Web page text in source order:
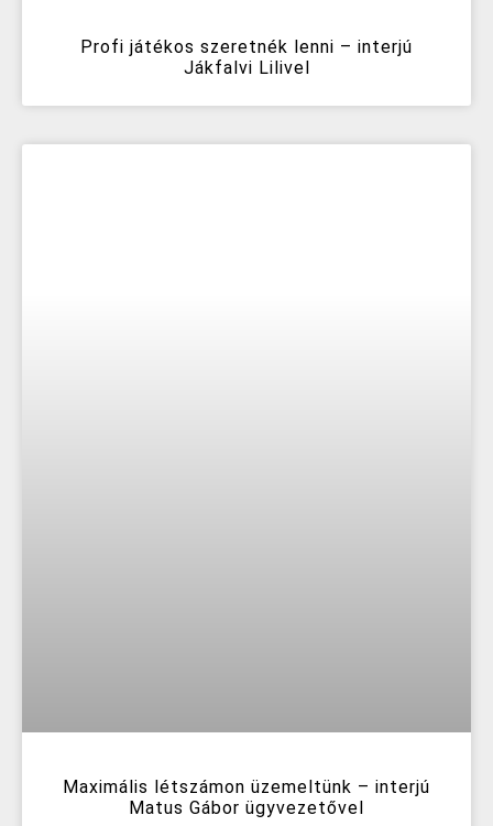
Profi játékos szeretnék lenni – interjú
Jákfalvi Lilivel
Maximális létszámon üzemeltünk – interjú
Matus Gábor ügyvezetővel